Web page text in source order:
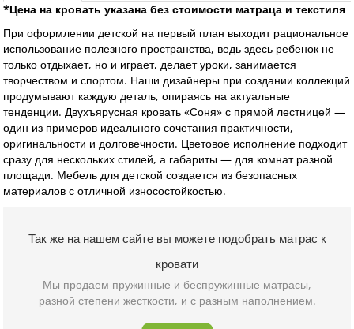
*Цена на кровать указана без стоимости матраца и текстиля
При оформлении детской на первый план выходит рациональное
использование полезного пространства, ведь здесь ребенок не
только отдыхает, но и играет, делает уроки, занимается
творчеством и спортом. Наши дизайнеры при создании коллекций
продумывают каждую деталь, опираясь на актуальные
тенденции. Двухъярусная кровать «Соня» с прямой лестницей —
один из примеров идеального сочетания практичности,
оригинальности и долговечности. Цветовое исполнение подходит
сразу для нескольких стилей, а габариты — для комнат разной
площади. Мебель для детской создается из безопасных
материалов с отличной износостойкостью.
Так же на нашем сайте вы можете подобрать матрас к
кровати
Мы продаем пружинные и беспружинные матрасы,
разной степени жесткости, и с разным наполнением.